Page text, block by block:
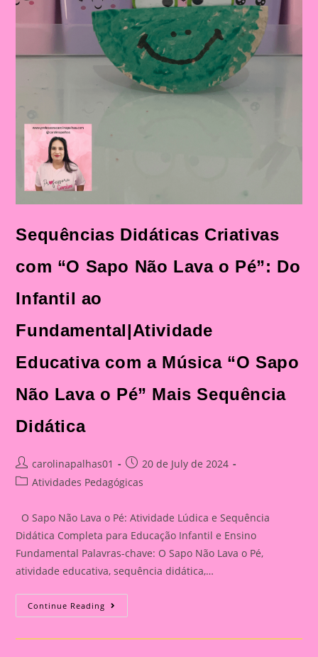
Sequências Didáticas Criativas
com “O Sapo Não Lava o Pé”: Do
Infantil ao
Fundamental|Atividade
Educativa com a Música “O Sapo
Não Lava o Pé” Mais Sequência
Didática
Post
author:
carolinapalhas01
Post
published:
20 de July de 2024
PostAtividades Pedagógicas
O Sapo Não Lava o Pé: Atividade Lúdica e Sequência
Didática Completa para Educação Infantil e Ensino
Fundamental Palavras-chave: O Sapo Não Lava o Pé,
atividade educativa, sequência didática,…
Continue Reading Sequências
Didáticas
Com